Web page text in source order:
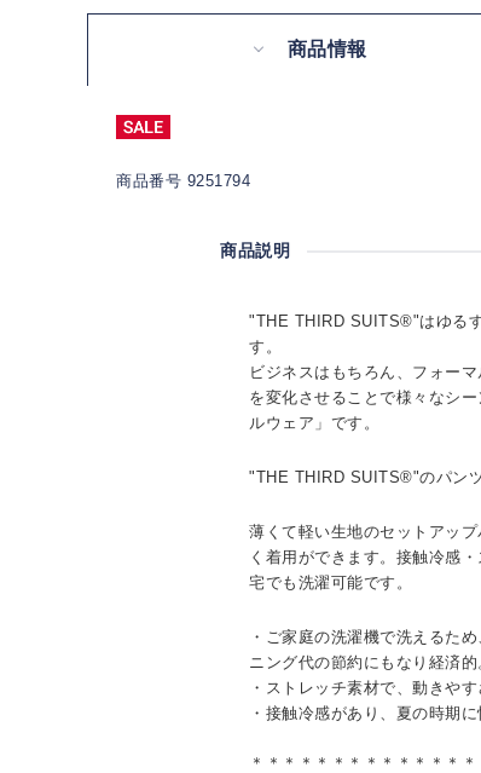
商品情報
商品番号 9251794
商品説明
"THE THIRD SUITS®"はゆる
す。
ビジネスはもちろん、フォー
を変化させることで様々なシ
ルウェア」です。
"THE THIRD SUITS®"のパンツ
薄くて軽い生地のセットアッ
く着用ができます。接触冷感
宅でも洗濯可能です。
・ご家庭の洗濯機で洗えるた
ニング代の節約にもなり経済的
・ストレッチ素材で、動きやす
・接触冷感があり、夏の時期に
＊＊＊＊＊＊＊＊＊＊＊＊＊